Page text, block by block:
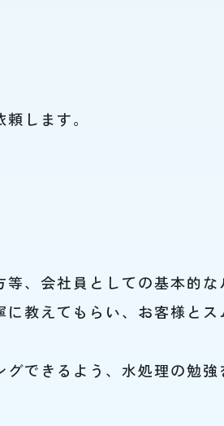
します。
、会社員としての基本的な
教えてもらい、お客様とス
できるよう、水処理の勉強